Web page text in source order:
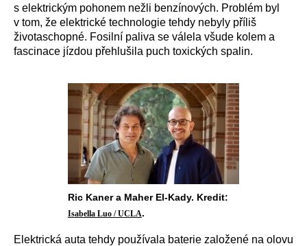
s elektrickým pohonem nežli benzínových. Problém byl
v tom, že elektrické technologie tehdy nebyly příliš
životaschopné. Fosilní paliva se válela všude kolem a
fascinace jízdou přehlušila puch toxických spalin.
Ric Kaner a Maher El-Kady. Kredit:
Isabella Luo / UCLA.
Elektrická auta tehdy používala baterie založené na olovu